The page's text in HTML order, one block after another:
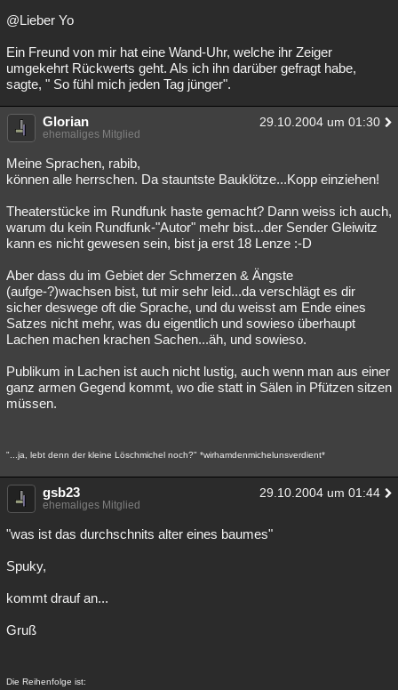
@Lieber Yo
Ein Freund von mir hat eine Wand-Uhr, welche ihr Zeiger
umgekehrt Rückwerts geht. Als ich ihn darüber gefragt habe,
sagte, " So fühl mich jeden Tag jünger".
Glorian 29.10.2004 um 01:30
ehemaliges Mitglied
Meine Sprachen, rabib,
können alle herrschen. Da stauntste Bauklötze...Kopp einziehen!
Theaterstücke im Rundfunk haste gemacht? Dann weiss ich auch,
warum du kein Rundfunk-"Autor" mehr bist...der Sender Gleiwitz
kann es nicht gewesen sein, bist ja erst 18 Lenze :-D
Aber dass du im Gebiet der Schmerzen & Ängste
(aufge-?)wachsen bist, tut mir sehr leid...da verschlägt es dir
sicher deswege oft die Sprache, und du weisst am Ende eines
Satzes nicht mehr, was du eigentlich und sowieso überhaupt
Lachen machen krachen Sachen...äh, und sowieso.
Publikum in Lachen ist auch nicht lustig, auch wenn man aus einer
ganz armen Gegend kommt, wo die statt in Sälen in Pfützen sitzen
müssen.
"...ja, lebt denn der kleine Löschmichel noch?" *wirhamdenmichelunsverdient*
gsb23 29.10.2004 um 01:44
ehemaliges Mitglied
"was ist das durchschnits alter eines baumes"
Spuky,
kommt drauf an...
Gruß
Die Reihenfolge ist: